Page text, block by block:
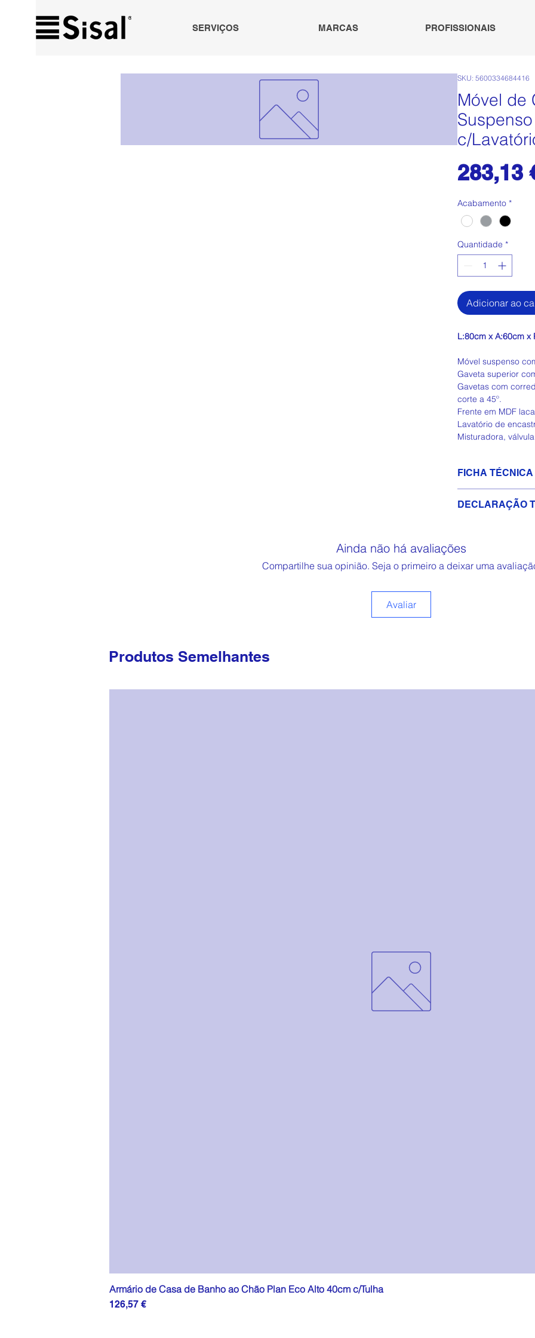
SERVIÇOS MARCAS PROFISSIONAIS
SKU: 5600334684416
Móvel de
c/
283,13
Acabamento *
Quantidade *
Adicionar ao
L:80cm x A:60cm x
Móvel suspenso
Gaveta superior
Gavetas com
corte a 45º.
Frente em MDF
Lavatório de
Misturadora,
FICHA TÉCNICA
(PDF)
DECLARAÇÃO
Ainda não há avaliações
Compartilhe sua opinião. Seja o primeiro a deixar uma
Avaliar
Produtos Semelhantes
Visualização rápida
Armário de Casa de Banho ao Chão Plan Eco Alto 40cm c/Tulha
Preço
126,57 €